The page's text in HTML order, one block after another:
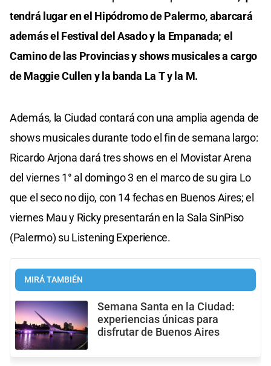
tendrá lugar en el Hipódromo de Palermo, abarcará
además el Festival del Asado y la Empanada; el
Camino de las Provincias y shows musicales a cargo
de Maggie Cullen y la banda La T y la M.
Además, la Ciudad contará con una amplia agenda de
shows musicales durante todo el fin de semana largo:
Ricardo Arjona dará tres shows en el Movistar Arena
del viernes 1° al domingo 3 en el marco de su gira Lo
que el seco no dijo, con 14 fechas en Buenos Aires; el
viernes Mau y Ricky presentarán en la Sala SinPiso
(Palermo) su Listening Experience.
MIRÁ TAMBIÉN
Semana Santa en la Ciudad:
experiencias únicas para
disfrutar de Buenos Aires